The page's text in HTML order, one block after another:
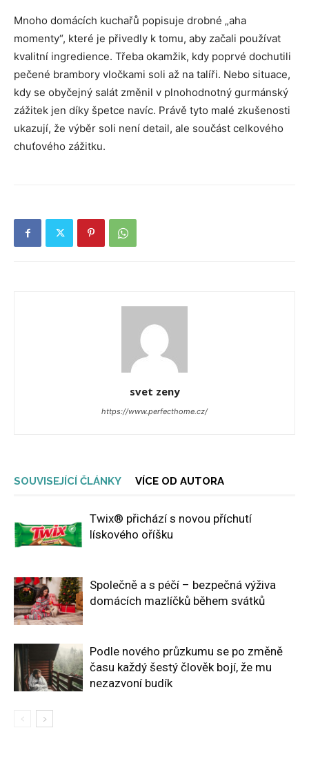
Mnoho domácích kuchařů popisuje drobné „aha
momenty“, které je přivedly k tomu, aby začali používat
kvalitní ingredience. Třeba okamžik, kdy poprvé dochutili
pečené brambory vločkami soli až na talíři. Nebo situace,
kdy se obyčejný salát změnil v plnohodnotný gurmánský
zážitek jen díky špetce navíc. Právě tyto malé zkušenosti
ukazují, že výběr soli není detail, ale součást celkového
chuťového zážitku.
svet zeny
https://www.perfecthome.cz/
SOUVISEJÍCÍ ČLÁNKY VÍCE OD AUTORA
Twix® přichází s novou příchutí
lískového oříšku
Společně a s péčí – bezpečná výživa
domácích mazlíčků během svátků
Podle nového průzkumu se po změně
času každý šestý člověk bojí, že mu
nezazvoní budík